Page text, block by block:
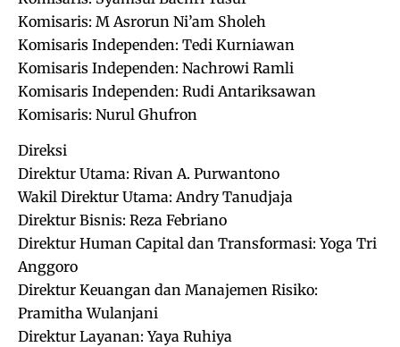
Komisaris: M Asrorun Ni’am Sholeh
Komisaris Independen: Tedi Kurniawan
Komisaris Independen: Nachrowi Ramli
Komisaris Independen: Rudi Antariksawan
Komisaris: Nurul Ghufron
Direksi
Direktur Utama: Rivan A. Purwantono
Wakil Direktur Utama: Andry Tanudjaja
Direktur Bisnis: Reza Febriano
Direktur Human Capital dan Transformasi: Yoga Tri
Anggoro
Direktur Keuangan dan Manajemen Risiko:
Pramitha Wulanjani
Direktur Layanan: Yaya Ruhiya